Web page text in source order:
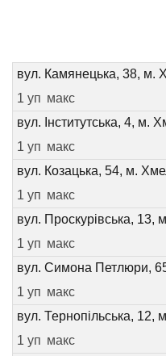
вул. Камянецька, 38, м.
1 уп макс
вул. Інститутська, 4, м.
1 уп макс
вул. Козацька, 54, м.
1 уп макс
вул. Проскурівська, 13,
1 уп макс
вул. Симона Петлюри,
1 уп макс
вул. Тернопільська, 12,
1 уп макс